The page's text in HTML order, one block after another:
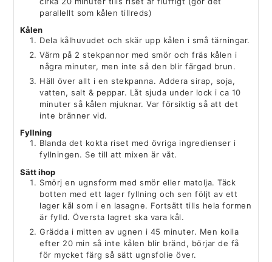
parallellt som kålen tillreds)
Kålen
Dela kålhuvudet och skär upp kålen i små tärningar.
Värm på 2 stekpannor med smör och fräs kålen i
några minuter, men inte så den blir färgad brun.
Häll över allt i en stekpanna. Addera sirap, soja,
vatten, salt & peppar. Låt sjuda under lock i ca 10
minuter så kålen mjuknar. Var försiktig så att det
inte bränner vid.
Fyllning
Blanda det kokta riset med övriga ingredienser i
fyllningen. Se till att mixen är våt.
Sätt ihop
Smörj en ugnsform med smör eller matolja. Täck
botten med ett lager fyllning och sen följt av ett
lager kål som i en lasagne. Fortsätt tills hela formen
är fylld. Översta lagret ska vara kål.
Grädda i mitten av ugnen i 45 minuter. Men kolla
efter 20 min så inte kålen blir bränd, börjar de få
för mycket färg så sätt ugnsfolie över.